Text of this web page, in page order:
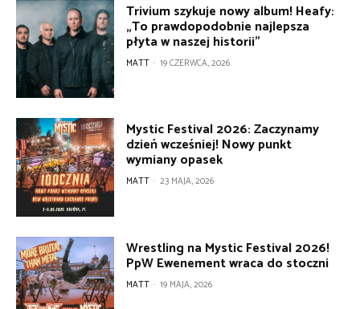
Trivium szykuje nowy album! Heafy:
„To prawdopodobnie najlepsza
płyta w naszej historii”
MATT - 19 CZERWCA, 2026
Mystic Festival 2026: Zaczynamy
dzień wcześniej! Nowy punkt
wymiany opasek
MATT - 23 MAJA, 2026
Wrestling na Mystic Festival 2026!
PpW Ewenement wraca do stoczni
MATT - 19 MAJA, 2026